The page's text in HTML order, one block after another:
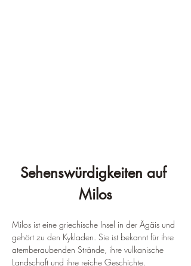
Sehenswürdigkeiten auf
Milos
Milos ist eine griechische Insel in der Ägäis und
gehört zu den Kykladen. Sie ist bekannt für ihre
atemberaubenden Strände, ihre vulkanische
Landschaft und ihre reiche Geschichte.